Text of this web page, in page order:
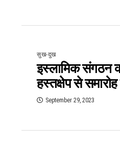
सुख-दुख
इस्‍लामिक संगठन
हस्‍तक्षेप से समारोह
September 29, 2023